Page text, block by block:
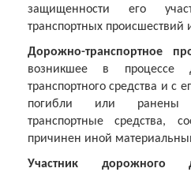
защищенности его
транспортных происшествий
Дорожно-транспортное
возникшее в процессе
транспортного средства и с
погибли или ранены
транспортные средства,
причинен иной
Участник дорожного